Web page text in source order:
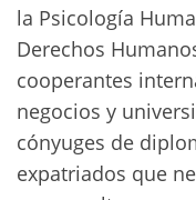
la Psicología
Derechos
cooperantes
negocios y
cónyuges de
expatriados que